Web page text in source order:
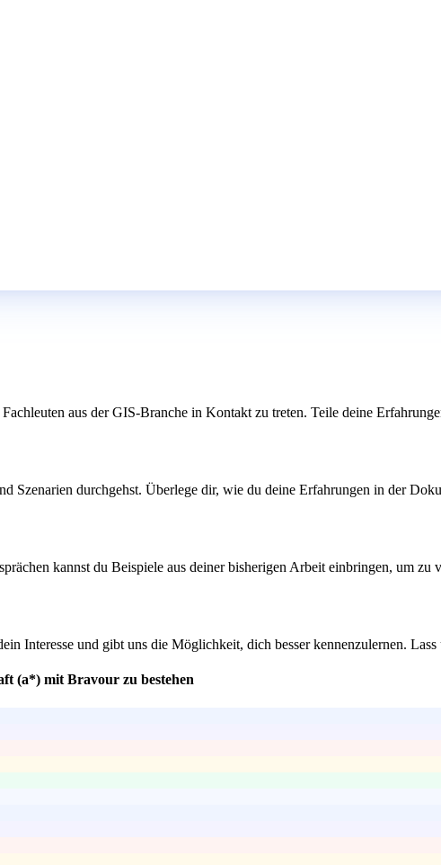
aus der GIS-Branche in Kontakt zu treten. Teile deine
Szenarien durchgehst. Überlege dir, wie du deine Erfahrungen in der
kannst du Beispiele aus deiner bisherigen Arbeit einbringen, um
Interesse und gibt uns die Möglichkeit, dich besser kennenzulernen.
(a*) mit Bravour zu bestehen